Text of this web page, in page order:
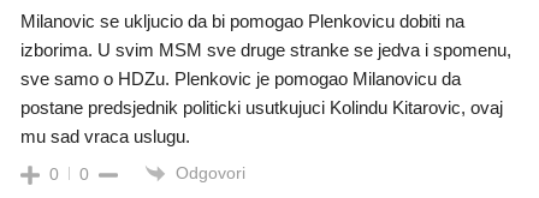
Milanovic se ukljucio da bi pomogao Plenkovicu dobiti na
izborima. U svim MSM sve druge stranke se jedva i spomenu,
sve samo o HDZu. Plenkovic je pomogao Milanovicu da
postane predsjednik politicki usutkujuci Kolindu Kitarovic, ovaj
mu sad vraca uslugu.
0 0 Odgovori